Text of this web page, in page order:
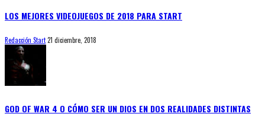
LOS MEJORES VIDEOJUEGOS DE 2018 PARA START
Redacción Start21 diciembre, 2018
GOD OF WAR 4 O CÓMO SER UN DIOS EN DOS REALIDADES DISTINTAS